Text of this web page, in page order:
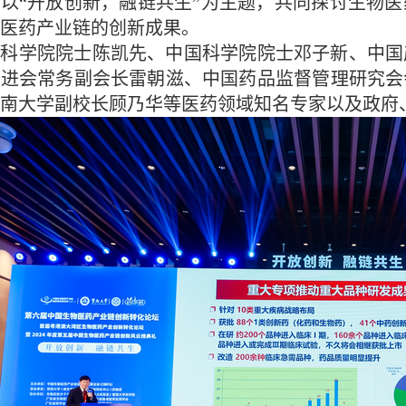
药产业链的创新成果。
院士陈凯先、中国科学院院士邓子新、中国
会常务副会长雷朝滋、中国药品监督管理研究
大学副校长顾乃华等医药领域知名专家以及政